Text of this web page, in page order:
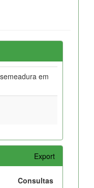
em
Export
Consultas